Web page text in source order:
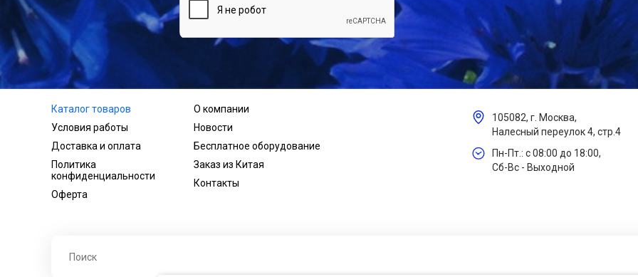
Каталог товаров
Условия работы
Доставка и оплата
Политика
конфиденциальности
Оферта
О компании
Новости
Бесплатное оборудование
Заказ из Китая
Контакты
105082, г. Москва,
Налесный переулок 4, стр.4
Пн-Пт.: с 08:00 до 18:00,
Сб-Вс - Выходной